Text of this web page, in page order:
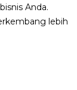
Anda.
lebih